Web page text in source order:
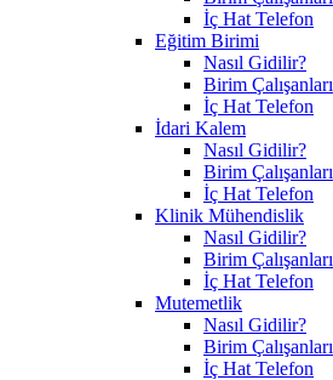
İç Hat Telefon
Eğitim Birimi
Nasıl Gidilir?
Birim Çalışanları
İç Hat Telefon
İdari Kalem
Nasıl Gidilir?
Birim Çalışanları
İç Hat Telefon
Klinik Mühendislik
Nasıl Gidilir?
Birim Çalışanları
İç Hat Telefon
Mutemetlik
Nasıl Gidilir?
Birim Çalışanları
İç Hat Telefon